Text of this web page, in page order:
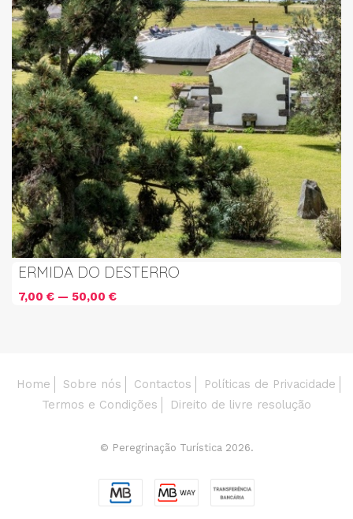
ERMIDA DO DESTERRO
7,00 € — 50,00 €
Home Sobre nós Contactos
Políticas de Privacidade
Termos e Condições
Direito de livre resolução
© Peregrinação Turística 2026.